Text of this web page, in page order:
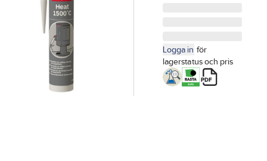
Logga in för
lagerstatus och pris